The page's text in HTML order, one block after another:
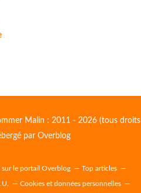
Malin : 2011 - 2026 (tous droits
par Overblog
sur le portail Overblog Top articles
Cookies et données personnelles